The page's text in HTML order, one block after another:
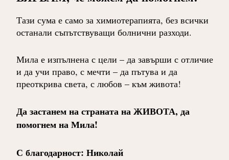
Тази сума е само за химиотерапията, без всички
останали съпътствуващи болнични разходи.
Мила е изпълнена с цели – да завърши с отличие
и да учи право, с мечти – да пътува и да
преоткрива света, с любов – към живота!
Да застанем на страната на ЖИВОТА, да
помогнем на Мила!
С благодарност: Николай